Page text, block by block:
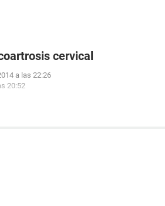
cervical
a las 22:26
20:52